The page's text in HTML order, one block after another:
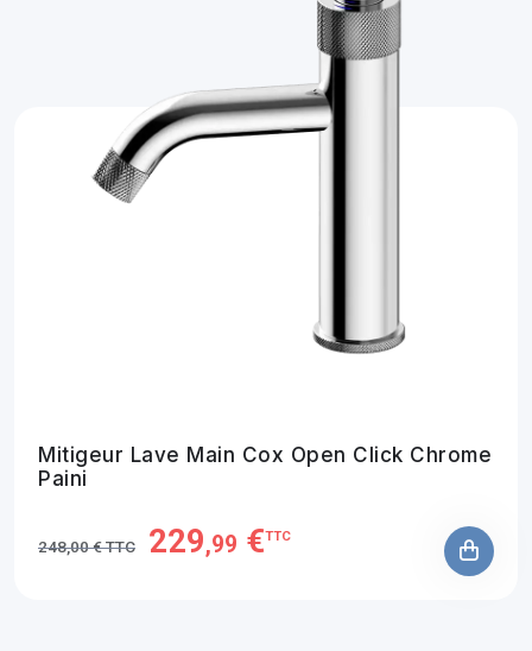
Mitigeur Lave Main Cox Open Click Chrome
Paini
248,00 € TTC 229,99 €TTC